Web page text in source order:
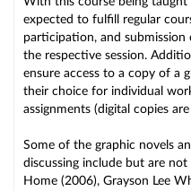
expected to fulfill regular
participation, and
the respective session.
ensure access to a copy of a
their choice for individual
assignments (digital copies
Some of the graphic novels
discussing include but are not
Home (2006), Grayson Lee